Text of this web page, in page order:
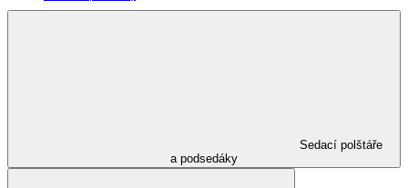
Sedací polštáře
a podsedáky